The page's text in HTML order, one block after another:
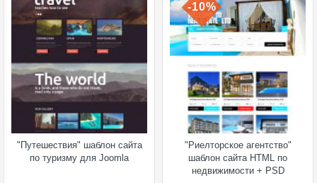
"Путешествия" шаблон сайта
по туризму для Joomla
-10%
"Риелторское агентство"
шаблон сайта HTML по
недвижимости + PSD